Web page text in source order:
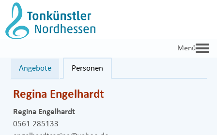
Zum
Inhalt
springen
Angebote Personen
Regina Engelhardt
Regina Engelhardt
0561 285133